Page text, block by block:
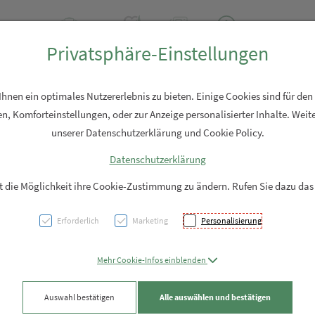
Fantasy
22,20 EUR
Privatsphäre-Einstellungen
ein optimales Nutzererlebnis zu bieten. Einige Cookies sind für
Komforteinstellungen, oder zur Anzeige personalisierter Inhalte.
unserer Datenschutzerklärung und Cookie Policy.
Datenschutzerklärung
die Möglichkeit ihre Cookie-Zustimmung zu ändern. Rufen Sie dazu
Erforderlich Marketing Personalisierung
Mehr Cookie-Infos einblenden
Auswahl bestätigen Alle auswählen und bestätigen